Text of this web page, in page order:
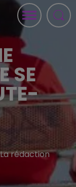
SE
La rédaction